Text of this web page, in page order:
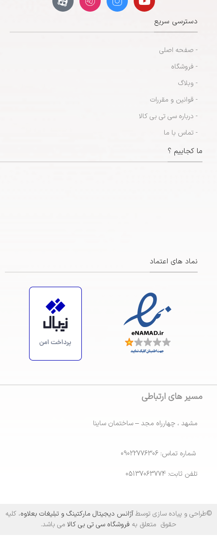
دسترسی سریع
- صفحه اصلی
- فروشگاه
- وبلاگ
- قوانین و مقررات
- درباره سی تی بی کالا
- تماس با ما
ما کجاییم ؟
https://maps.app.goo.gl/ZsiRScJCRFa3BBBp7
نماد های اعتماد
مسیر های ارتباطی
مشهد ، چهارراه مجد – ساختمان ساینا
شماره تماس: 09022776306
تلفن ثابت: 05137063774
©طراحی و پیاده سازی توسطآژانس دیجیتال مارکتینگ و تبلیغات بعلاوه، کلیه
حقوق متعلق به فروشگاه سی تی بی کالا می باشد.
کابل